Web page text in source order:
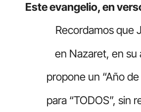
Este evangelio, en
Recordamos que
en Nazaret, en su
propone un “Año de
para “TODOS”, sin